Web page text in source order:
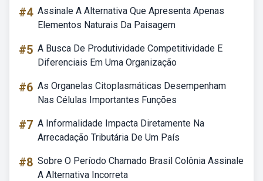
#4 Assinale A Alternativa Que Apresenta Apenas
Elementos Naturais Da Paisagem
#5 A Busca De Produtividade Competitividade E
Diferenciais Em Uma Organização
#6 As Organelas Citoplasmáticas Desempenham
Nas Células Importantes Funções
#7 A Informalidade Impacta Diretamente Na
Arrecadação Tributária De Um País
#8 Sobre O Período Chamado Brasil Colônia Assinale
A Alternativa Incorreta